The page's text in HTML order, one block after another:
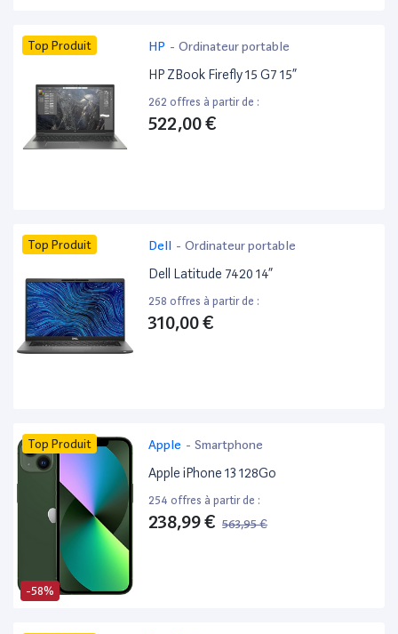
Top Produit HP - Ordinateur portable
HP ZBook Firefly 15 G7 15”
262 offres à partir de :
522,00 €
Top Produit Dell - Ordinateur portable
Dell Latitude 7420 14”
258 offres à partir de :
310,00 €
-58%
Top Produit Apple - Smartphone
Apple iPhone 13 128Go
254 offres à partir de :
238,99 € 563,95 €